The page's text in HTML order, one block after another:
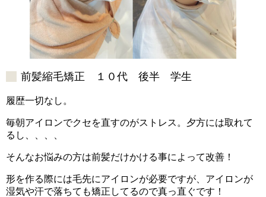
前髪縮毛矯正 １０代 後半 学生
履歴一切なし。
毎朝アイロンでクセを直すのがストレス。夕方には取れて
るし、、、、
そんなお悩みの方は前髪だけかける事によって改善！
形を作る際には毛先にアイロンが必要ですが、アイロンが
湿気や汗で落ちても矯正してるので真っ直ぐです！